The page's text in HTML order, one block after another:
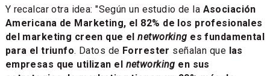
Y recalcar otra idea: "Según un estudio de la Asociación
Americana de Marketing, el 82% de los profesionales
del marketing creen que elnetworking es fundamental
para el triunfo. Datos de Forrester señalan que las
empresas que utilizan el networking en sus